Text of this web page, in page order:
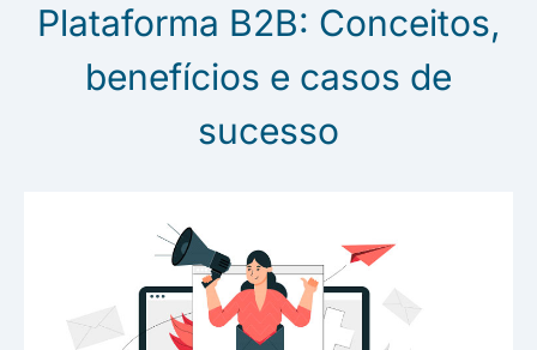
Plataforma B2B: Conceitos,
benefícios e casos de
sucesso